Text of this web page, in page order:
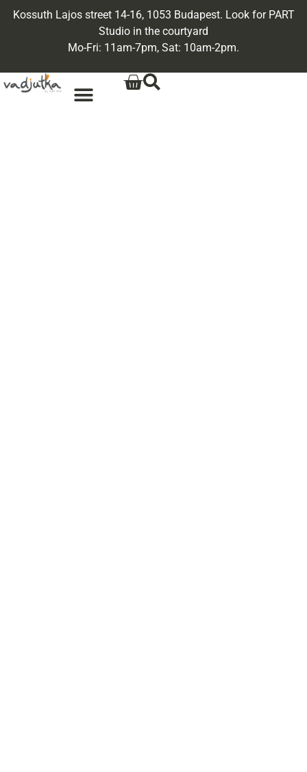
Kossuth Lajos street 14-16, 1053 Budapest. Look for PART
Studio in the courtyard
Mo-Fri: 11am-7pm, Sat: 10am-2pm.